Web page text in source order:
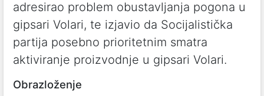
adresirao problem obustavljanja pogona u
gipsari Volari, te izjavio da Socijalistička
partija posebno prioritetnim smatra
aktiviranje proizvodnje u gipsari Volari.
Obrazloženje